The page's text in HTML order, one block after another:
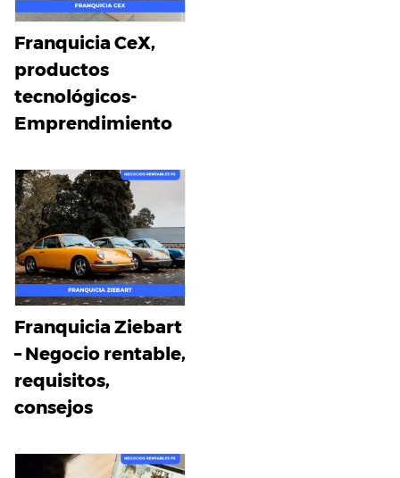
Franquicia CeX,
productos
tecnológicos-
Emprendimiento
Franquicia Ziebart
– Negocio rentable,
requisitos,
consejos